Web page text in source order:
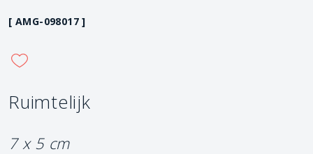
[ AMG-098017 ]
Ruimtelijk
7 x 5 cm